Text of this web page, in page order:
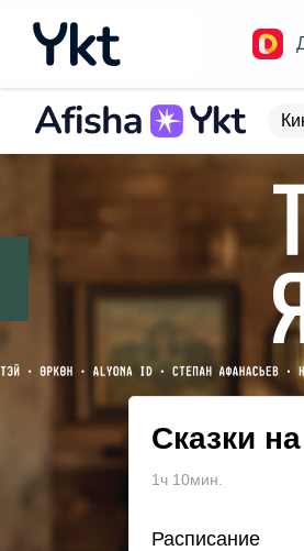
Сказки
1ч 10мин.
Расписание